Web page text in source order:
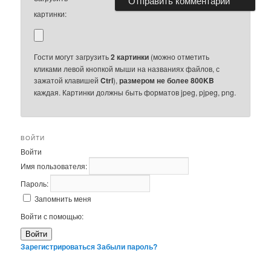
картинки:
Гости могут загрузить2 картинки (можно отметить
кликами левой кнопкой мыши на названиях файлов, с
зажатой клавишейCtrl),размером не более 800KB
каждая. Картинки должны быть форматов jpeg, pjpeg, png.
ВОЙТИ
Войти
Имя пользователя:
Пароль:
Запомнить меня
Войти с помощью:
Войти
ЗарегистрироватьсяЗабыли пароль?